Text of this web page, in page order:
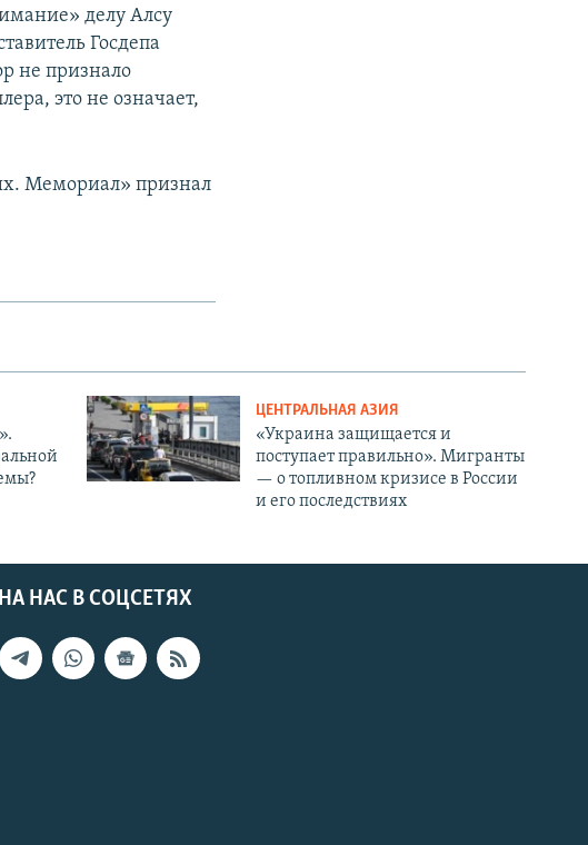
делу Алсу
Госдепа
не признало
это не означает,
Мемориал» признал
ЦЕНТРАЛЬНАЯ АЗИЯ
«Украина защищается и
поступает правильно». Мигранты
— о топливном кризисе в России
и его последствиях
НАС В СОЦСЕТЯХ